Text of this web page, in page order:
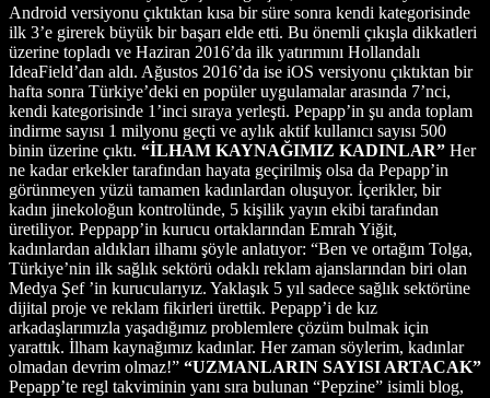
Android versiyonu çıktıktan kısa bir süre sonra kendi kategorisinde
ilk 3’e girerek büyük bir başarı elde etti. Bu önemli çıkışla dikkatleri
üzerine topladı ve Haziran 2016’da ilk yatırımını Hollandalı
IdeaField’dan aldı. Ağustos 2016’da ise iOS versiyonu çıktıktan bir
hafta sonra Türkiye’deki en popüler uygulamalar arasında 7’nci,
kendi kategorisinde 1’inci sıraya yerleşti. Pepapp’in şu anda toplam
indirme sayısı 1 milyonu geçti ve aylık aktif kullanıcı sayısı 500
binin üzerine çıktı. “İLHAM KAYNAĞIMIZ KADINLAR” Her
ne kadar erkekler tarafından hayata geçirilmiş olsa da Pepapp’in
görünmeyen yüzü tamamen kadınlardan oluşuyor. İçerikler, bir
kadın jinekoloğun kontrolünde, 5 kişilik yayın ekibi tarafından
üretiliyor. Peppapp’in kurucu ortaklarından Emrah Yiğit,
kadınlardan aldıkları ilhamı şöyle anlatıyor: “Ben ve ortağım Tolga,
Türkiye’nin ilk sağlık sektörü odaklı reklam ajanslarından biri olan
Medya Şef ’in kurucularıyız. Yaklaşık 5 yıl sadece sağlık sektörüne
dijital proje ve reklam fikirleri ürettik. Pepapp’i de kız
arkadaşlarımızla yaşadığımız problemlere çözüm bulmak için
yarattık. İlham kaynağımız kadınlar. Her zaman söylerim, kadınlar
olmadan devrim olmaz!” “UZMANLARIN SAYISI ARTACAK”
Pepapp’te regl takviminin yanı sıra bulunan “Pepzine” isimli blog,